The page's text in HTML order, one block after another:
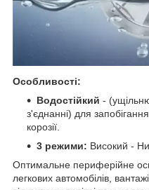
Особливості:
Водостійкий -
з'єднаннi) для
корозії.
3 режими: Високий -
Оптимальне периферійне
легкових автомобілів,